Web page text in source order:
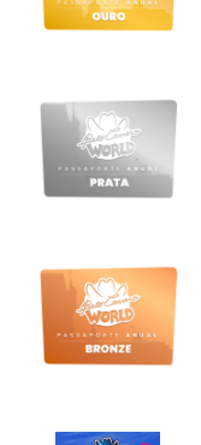
INFO
INFO